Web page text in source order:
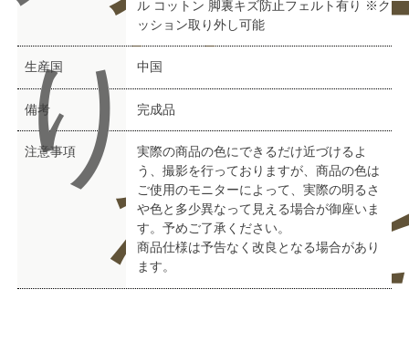
り
わを
ル コットン 脚裏キズ防止フェルト有り ※ク
ッション取り外し可能
生産国 中国
備考 完成品
注意事項
実際の商品の色にできるだけ近づけるよ
う、撮影を行っておりますが、商品の色は
ご使用のモニターによって、実際の明るさ
や色と多少異なって見える場合が御座いま
す。予めご了承ください。
商品仕様は予告なく改良となる場合があり
ます。